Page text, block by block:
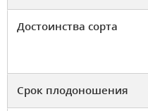
Достоинства сорта
Срок плодоношения